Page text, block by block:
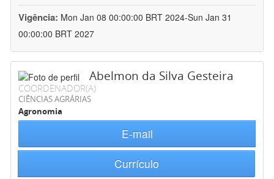
Vigência: Mon Jan 08 00:00:00 BRT 2024-Sun Jan 31
00:00:00 BRT 2027
Abelmon da Silva Gesteira
COORDENADOR(A)
CIÊNCIAS AGRÁRIAS
Agronomia
E-mail
Currículo